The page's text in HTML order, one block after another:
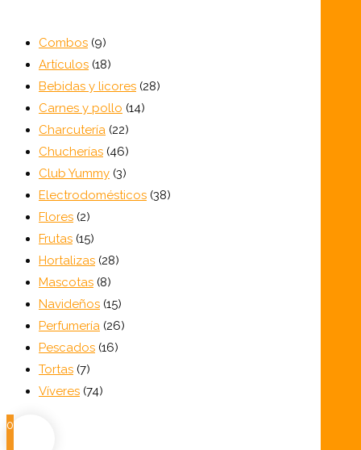
Combos 99
productos
Artículos 1818
productos
Bebidas y licores 2828
Carnes y pollo 1414
Charcutería 2222
productos
Chucherías 4646
productos
Club Yummy 33
productos
Electrodomésticos 3838
Flores 22
productos
Frutas 1515
productos
Hortalizas 2828
Mascotas 88
productos
Navideños 1515
productos
Perfumería 2626
Pescados 1616
Tortas 77
productos
Víveres 7474
0